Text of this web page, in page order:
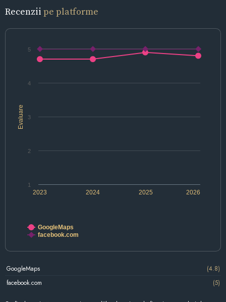
Recenzii pe platforme
Evaluare
2024 2026
2023 2025
1
2
3
4
5
GoogleMaps
facebook.com
GoogleMaps
(4.8)
facebook.com
(5)